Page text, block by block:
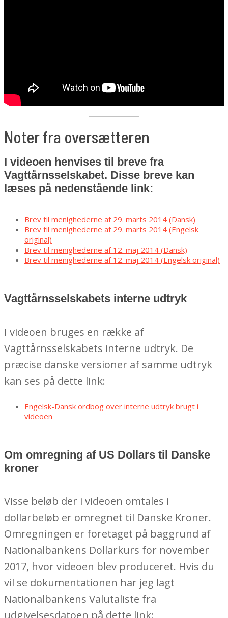
Noter fra oversætteren
I videoen henvises til breve fra
Vagttårnsselskabet. Disse breve kan
læses på nedenstående link:
Brev til menighederne af 29. marts 2014 (Dansk)
Brev til menighederne af 29. marts 2014 (Engelsk
original)
Brev til menighederne af 12. maj 2014 (Dansk)
Brev til menighederne af 12. maj 2014 (Engelsk original)
Vagttårnsselskabets interne udtryk
I videoen bruges en række af
Vagttårnsselskabets interne udtryk. De
præcise danske versioner af samme udtryk
kan ses på dette link:
Engelsk-Dansk ordbog over interne udtryk brugt i
videoen
Om omregning af US Dollars til Danske
kroner
Visse beløb der i videoen omtales i
dollarbeløb er omregnet til Danske Kroner.
Omregningen er foretaget på baggrund af
Nationalbankens Dollarkurs for november
2017, hvor videoen blev produceret. Hvis du
vil se dokumentationen har jeg lagt
Nationalbankens Valutaliste fra